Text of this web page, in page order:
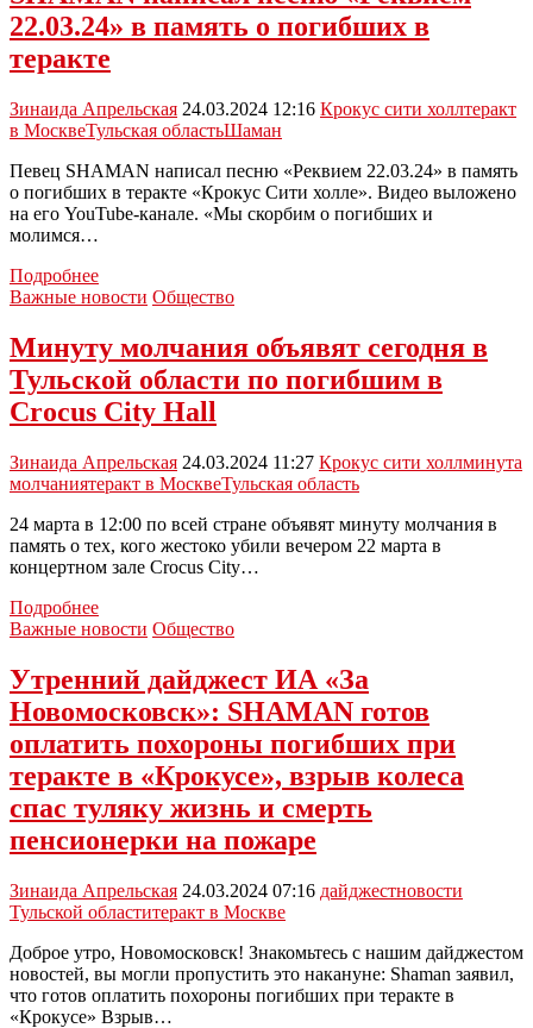
Туле
приспустили
флаг
22.03.24» в память о погибших в
теракте
Зинаида Апрельская 24.03.2024 12:16 Крокус сити холлтеракт
в МосквеТульская областьШаман
Певец SHAMAN написал песню «Реквием 22.03.24» в память
о погибших в теракте «Крокус Сити холле». Видео выложено
на его YouTube-канале. «Мы скорбим о погибших и
молимся…
ПодробнееSHAMAN
написал
22.03.24»
в
память
о
в
теракте
Важные новости Общество
Минуту молчания объявят сегодня в
Тульской области по погибшим в
Crocus City Hall
Зинаида Апрельская 24.03.2024 11:27 Крокус сити холлминута
молчаниятеракт в МосквеТульская область
24 марта в 12:00 по всей стране объявят минуту молчания в
память о тех, кого жестоко убили вечером 22 марта в
концертном зале Crocus City…
ПодробнееМинуту
молчания
сегодня
в
Тульской
по
погибшим
Crocus
City
Важные новости Общество
Утренний дайджест ИА «За
Новомосковск»: SHAMAN готов
оплатить похороны погибших при
теракте в «Крокусе», взрыв колеса
спас туляку жизнь и смерть
пенсионерки на пожаре
Зинаида Апрельская 24.03.2024 07:16 дайджестновости
Тульской областитеракт в Москве
Доброе утро, Новомосковск! Знакомьтесь с нашим дайджестом
новостей, вы могли пропустить это накануне: Shaman заявил,
что готов оплатить похороны погибших при теракте в
«Крокусе» Взрыв…